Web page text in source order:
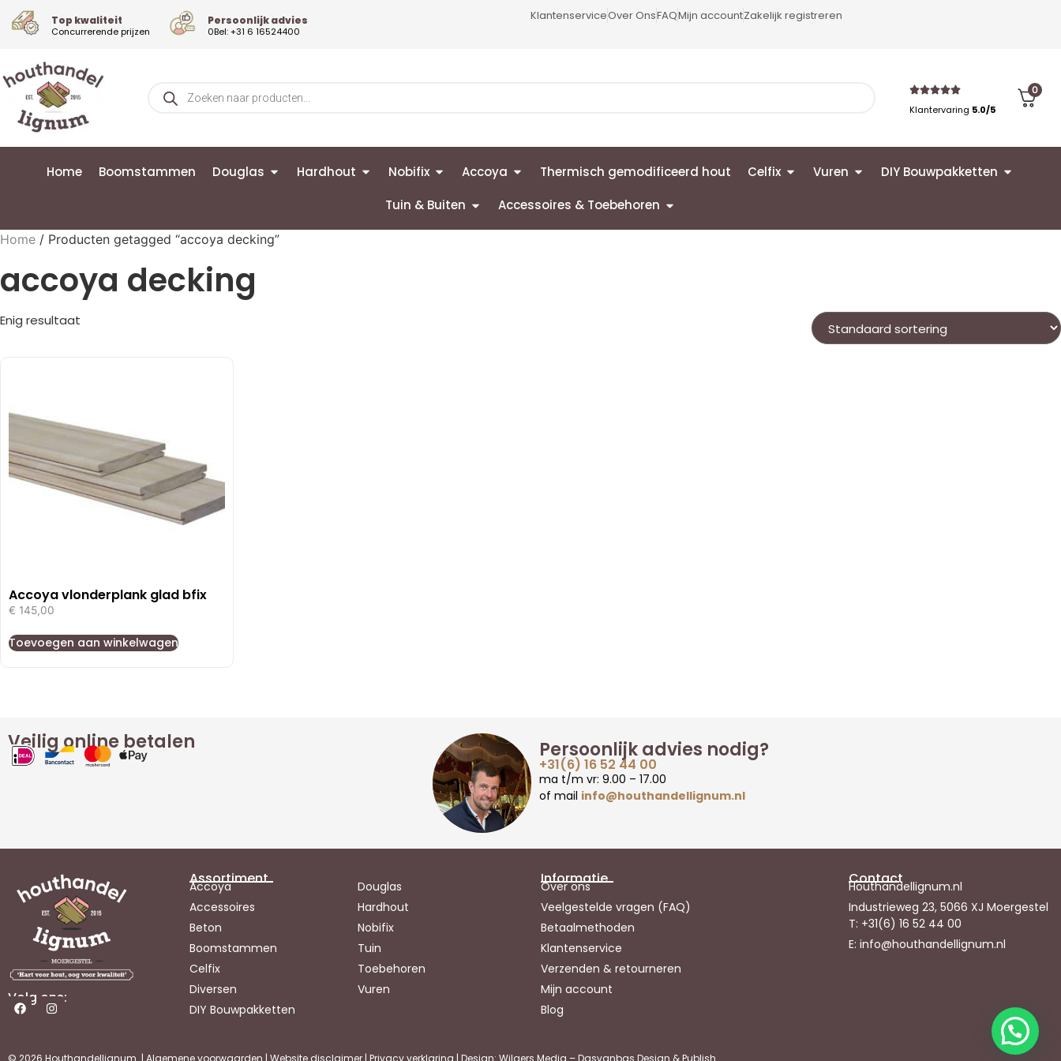
Top kwaliteit
Concurrerende prijzen
Persoonlijk advies
0Bel: +31 6 16524400
KlantenserviceOver OnsFAQMijn accountZakelijk registreren
Klantervaring 5.0/5
0
Home Boomstammen Douglas Hardhout Nobifix Accoya Thermisch gemodificeerd hout Celfix Vuren DIY Bouwpakketten
Tuin & Buiten Accessoires & Toebehoren
Home / Producten getagged “accoya decking”
accoya decking
Enig resultaat
Accoya vlonderplank glad bfix
€ 145,00
Toevoegen aan winkelwagen
Veilig online betalen Persoonlijk advies nodig?
+31(6) 16 52 44 00
ma t/m vr: 9.00 – 17.00
of mail info@houthandellignum.nl
Volg ons:
Assortiment
Accoya
Accessoires
Beton
Boomstammen
Celfix
Diversen
DIY Bouwpakketten
Douglas
Hardhout
Nobifix
Tuin
Toebehoren
Vuren
Informatie
Over ons
Veelgestelde vragen (FAQ)
Betaalmethoden
Klantenservice
Verzenden & retourneren
Mijn account
Blog
Contact
Houthandellignum.nl
Industrieweg 23, 5066 XJ Moergestel
T: +31(6) 16 52 44 00
E: info@houthandellignum.nl
© 2026 Houthandellignum | Algemene voorwaarden | Website disclaimer | Privacy verklaring | Design: Wilgers Media – Dasvanbas Design & Publish